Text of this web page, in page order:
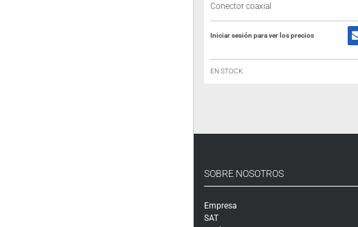
Conector coaxial
Iniciar sesión para ver los precios
EN STOCK
SOBRE NOSOTROS
Empresa
SAT